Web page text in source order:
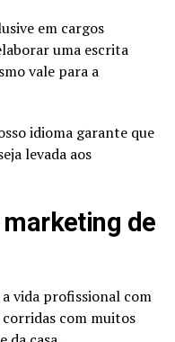
em cargos
uma escrita
vale para a
idioma garante que
levada aos
de
vida profissional com
com muitos